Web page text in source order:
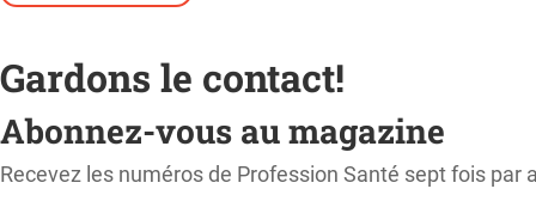
Gardons le contact!
Abonnez-vous au magazine
Recevez les numéros de Profession Santé sept fois par